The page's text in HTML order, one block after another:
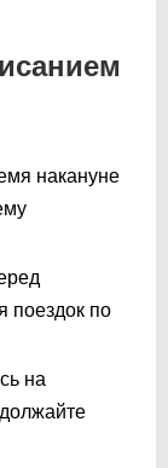
накануне
поездок по
на